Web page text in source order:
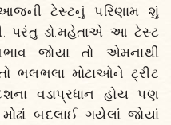
ટેસ્ટનું પરિણામ શું
પરંતુ ડો.મહેતાએ આ ટેસ્ટ
જોયા તો એમનાથી
ભલભલા મોટાઓને ટ્રીટ
વડાપ્રધાન હોય પણ
બદલાઈ ગયેલાં જોયાં